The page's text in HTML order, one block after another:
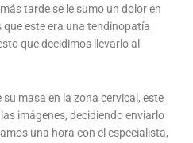
tarde se le sumo un dolor en
este era una tendinopatía
que decidimos llevarlo al
masa en la zona cervical, este
imágenes, decidiendo enviarlo
una hora con el especialista,